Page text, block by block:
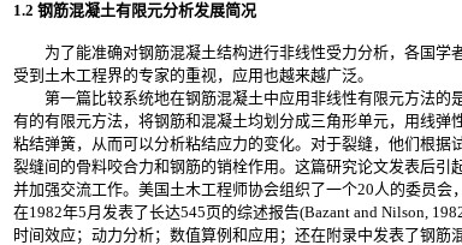
1.2 钢筋混凝土有限元分析发展简况
为了能准确对钢筋混凝土结构进行非线性受力分析，各国学
受到土木工程界的专家的重视，应用也越来越广泛。
第一篇比较系统地在钢筋混凝土中应用非线性有限元方法的是
有的有限元方法，将钢筋和混凝土均划分成三角形单元，用线
粘结弹簧，从而可以分析粘结应力的变化。对于裂缝，他们根
裂缝间的骨料咬合力和钢筋的销栓作用。这篇研究论文发表后
并加强交流工作。美国土木工程师协会组织了一个20人的委员
在1982年5月发表了长达545页的综述报告(Bazant and Nilson,
时间效应；动力分析；数值算例和应用；还在附录中发表了钢